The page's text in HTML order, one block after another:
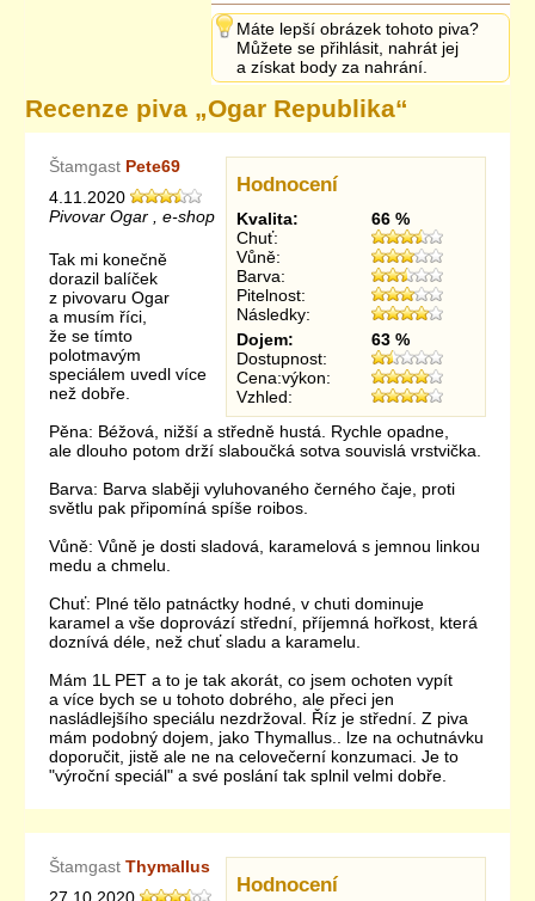
Máte lepší obrázek tohoto piva?
Můžete se přihlásit, nahrát jej
a získat body za nahrání.
Recenze piva „Ogar Republika“
Hodnocení
Kvalita:
66 %
Chuť:
Vůně:
Barva:
Pitelnost:
Následky:
Dojem:
63 %
Dostupnost:
Cena:výkon:
Vzhled:
Štamgast Pete69
4.11.2020
Pivovar Ogar , e-shop
Tak mi konečně
dorazil balíček
z pivovaru Ogar
a musím říci,
že se tímto
polotmavým
speciálem uvedl více
než dobře.
Pěna: Béžová, nižší a středně hustá. Rychle opadne,
ale dlouho potom drží slaboučká sotva souvislá vrstvička.
Barva: Barva slaběji vyluhovaného černého čaje, proti
světlu pak připomíná spíše roibos.
Vůně: Vůně je dosti sladová, karamelová s jemnou linkou
medu a chmelu.
Chuť: Plné tělo patnáctky hodné, v chuti dominuje
karamel a vše doprovází střední, příjemná hořkost, která
doznívá déle, než chuť sladu a karamelu.
Mám 1L PET a to je tak akorát, co jsem ochoten vypít
a více bych se u tohoto dobrého, ale přeci jen
nasládlejšího speciálu nezdržoval. Říz je střední. Z piva
mám podobný dojem, jako Thymallus.. lze na ochutnávku
doporučit, jistě ale ne na celovečerní konzumaci. Je to
"výroční speciál" a své poslání tak splnil velmi dobře.
Hodnocení
Štamgast Thymallus